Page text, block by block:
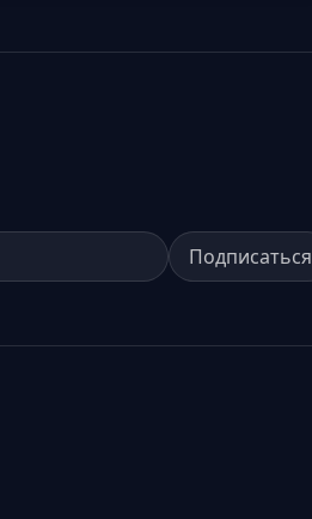
Подписаться